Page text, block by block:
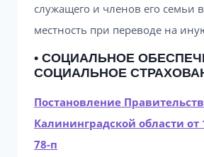
служащего и членов его семьи
местность при переводе на
• СОЦИАЛЬНОЕ
СОЦИАЛЬНОЕ
Постановление
Калининградской области от
78-п